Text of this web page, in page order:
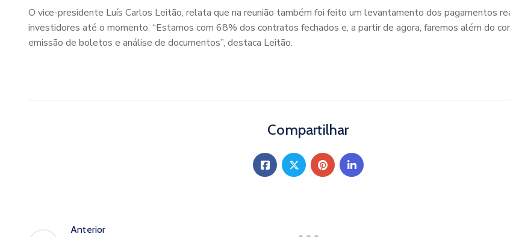
O vice-presidente Luís Carlos Leitão, relata que na reunião também foi feito um levantamento dos pagamentos
investidores até o momento. “Estamos com 68% dos contratos fechados e, a partir de agora, faremos além do
emissão de boletos e análise de documentos”, destaca Leitão.
Compartilhar
Anterior